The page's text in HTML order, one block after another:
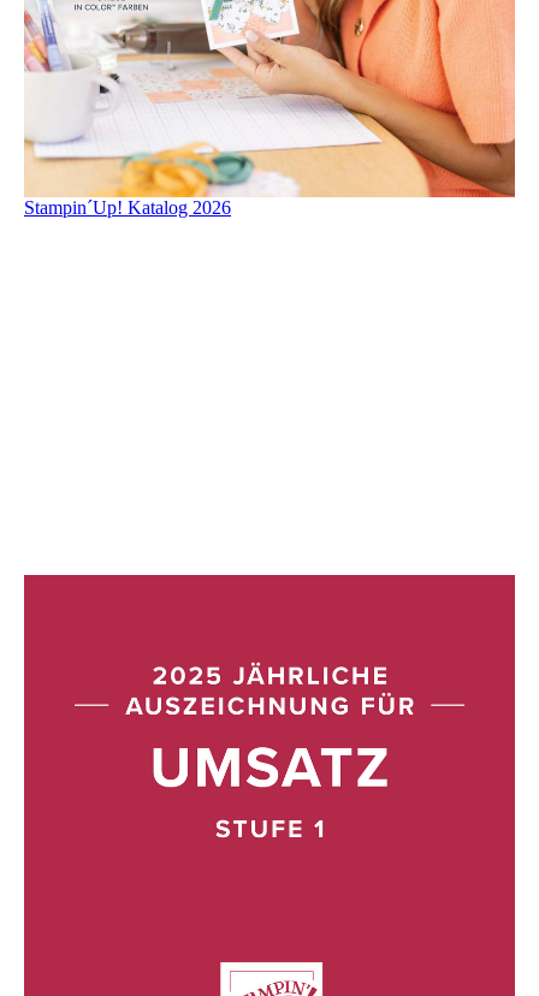
Stampin´Up! Katalog 2026